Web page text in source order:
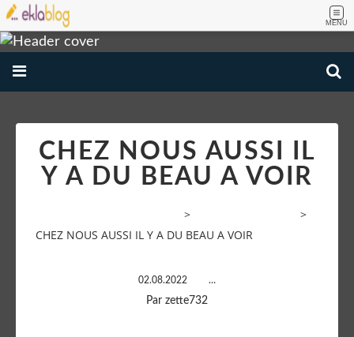
MENU
CHEZ NOUS AUSSI IL
Y A DU BEAU A VOIR
>
>
CHEZ NOUS AUSSI IL Y A DU BEAU A VOIR
02.08.2022 …
Par zette732